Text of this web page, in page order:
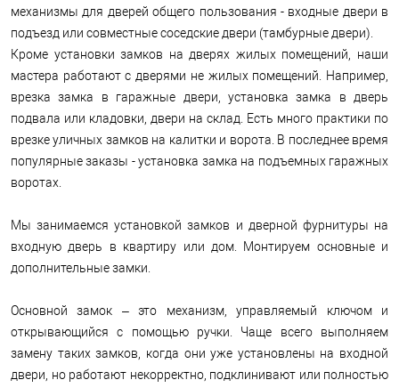
механизмы для дверей общего пользования - входные двери в
подъезд или совместные соседские двери (тамбурные двери).
Кроме установки замков на дверях жилых помещений, наши
мастера работают с дверями не жилых помещений. Например,
врезка замка в гаражные двери, установка замка в дверь
подвала или кладовки, двери на склад. Есть много практики по
врезке уличных замков на калитки и ворота. В последнее время
популярные заказы - установка замка на подъемных гаражных
воротах.
Мы занимаемся установкой замков и дверной фурнитуры на
входную дверь в квартиру или дом. Монтируем основные и
дополнительные замки.
Основной замок – это механизм, управляемый ключом и
открывающийся с помощью ручки. Чаще всего выполняем
замену таких замков, когда они уже установлены на входной
двери, но работают некорректно, подклинивают или полностью